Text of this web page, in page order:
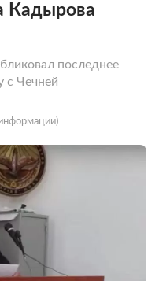
Кадырова
последнее
с Чечней